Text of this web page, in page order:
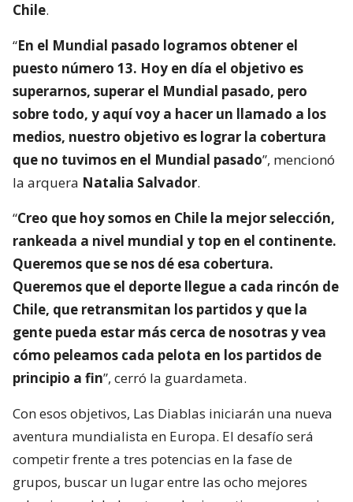
Chile.
“En el Mundial pasado logramos obtener el
puesto número 13. Hoy en día el objetivo es
superarnos, superar el Mundial pasado, pero
sobre todo, y aquí voy a hacer un llamado a los
medios, nuestro objetivo es lograr la cobertura
que no tuvimos en el Mundial pasado”, mencionó
la arquera Natalia Salvador.
“Creo que hoy somos en Chile la mejor selección,
rankeada a nivel mundial y top en el continente.
Queremos que se nos dé esa cobertura.
Queremos que el deporte llegue a cada rincón de
Chile, que retransmitan los partidos y que la
gente pueda estar más cerca de nosotras y vea
cómo peleamos cada pelota en los partidos de
principio a fin”, cerró la guardameta.
Con esos objetivos, Las Diablas iniciarán una nueva
aventura mundialista en Europa. El desafío será
competir frente a tres potencias en la fase de
grupos, buscar un lugar entre las ocho mejores